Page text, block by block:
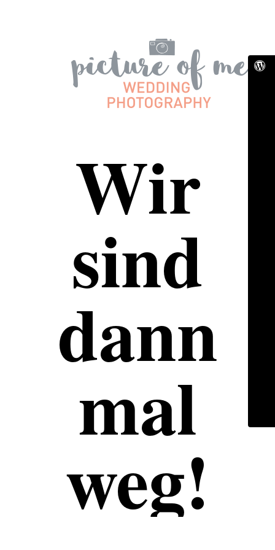
Wir
sind
dann
mal
weg!